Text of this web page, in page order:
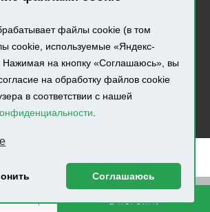
файлы cookie (в том
cookie, используемые «Яндекс-
Нажимая на кнопку «Соглашаюсь», вы
на обработку файлов cookie
в соответствии с нашей
.
Соглашаюсь
В КОРЗИНУ
сумма заказа составляет 500
руб.!
Все права защищены.
и продвижение сайта.